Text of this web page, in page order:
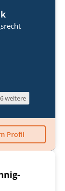
weitere
Profil